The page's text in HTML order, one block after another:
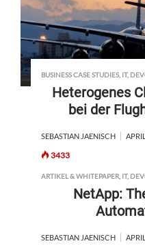
BUSINESS CASE STUDIES, IT,
Heterogenes
bei der
SEBASTIAN JAENISCH
3433
ARTIKEL & WHITEPAPER IT,
NetApp:
SEBASTIAN JAENISCH